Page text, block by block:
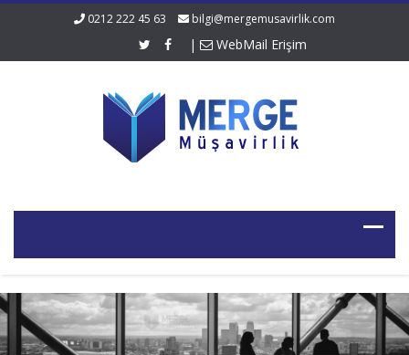
0212 222 45 63 bilgi@mergemusavirlik.com
| WebMail Erişim